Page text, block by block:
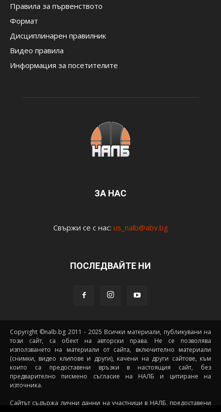
Правила за първенството
Формат
Дисциплинарен правилник
Видео правила
Информация за посетителите
ЗА НАС
Свържи се с нас: us_nalb@abv.bg
ПОСЛЕДВАЙТЕ НИ
Copyright ©nalb.bg 2011 - 2025 Всички материали, публикувани на
този сайт, са обект на авторски права. Не се позволява
използването на материали от сайта, включително материали
(снимки, видео клипове и други), качени на други сайтове, към
които са предоставени връзки в настоящия сайт, без
предварително писмено съгласие на НАЛБ и цитиране на
източника.
Сайтът съдържа лични данни на участници в НАЛБ, предоставени